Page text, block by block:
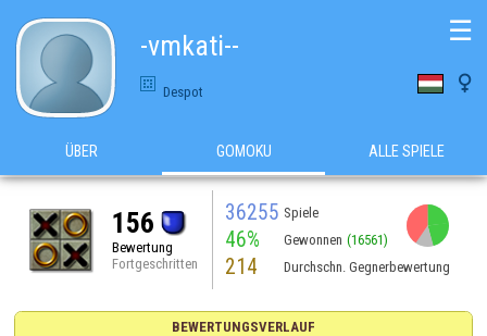
-vmkati--
Despot 
☰
ÜBER GOMOKU ALLE SPIELE
156
Bewertung
Fortgeschritten
36255 Spiele
46% Gewonnen (16561)
214 Durchschn. Gegnerbewertung
BEWERTUNGSVERLAUF